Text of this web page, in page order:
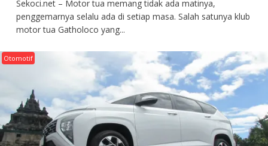
Sekoci.net – Motor tua memang tidak ada matinya,
penggemarnya selalu ada di setiap masa. Salah satunya klub
motor tua Gatholoco yang...
Otomotif